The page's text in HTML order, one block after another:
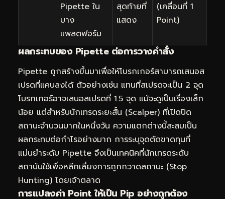
Pipette ใน
บาง
แพลตฟอร์ม
สุดท้ายที่
แสดง
(เคลื่อนที่ 1
Point)
ผลกระทบของ Pipette ต่อการวางคำสั่ง
Pipette ถูกสร้างขึ้นมาเพื่อให้โบรกเกอร์สามารถเสนอส
เปรดที่แคบลงได้ ตัวอย่างเช่น แทนที่สเปรดจะเป็น 2 จุด
โบรกเกอร์อาจเสนอสเปรดที่ 1.5 จุด แม้จะดูเป็นเรื่องเล็ก
น้อย แต่สำหรับนักเทรดระยะสั้น (Scalper) ที่เปิดปิด
สถานะจำนวนมากในหนึ่งวัน ความแตกต่างนี้สะสมเป็น
ผลกระทบต่อกำไรอย่างมาก การระบุจุดตัดขาดทุนที่
แม่นยำระดับ Pipette จึงเป็นเทคนิคที่นักเทรดระดับ
สถาบันใช้เพื่อหลีกเลี่ยงการถูกกวาดสถานะ (Stop
Hunting) โดยเจ้าตลาด
การแปลงค่า Point ให้เป็น Pip อย่างถูกต้อง